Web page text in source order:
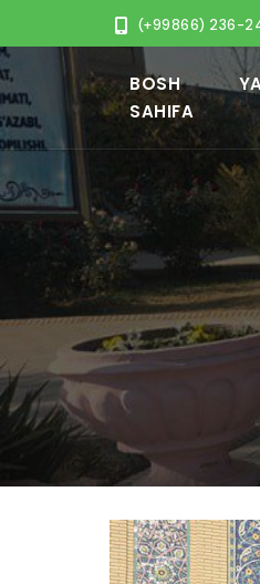
(+99866) 236-
BOSH
SAHIFA